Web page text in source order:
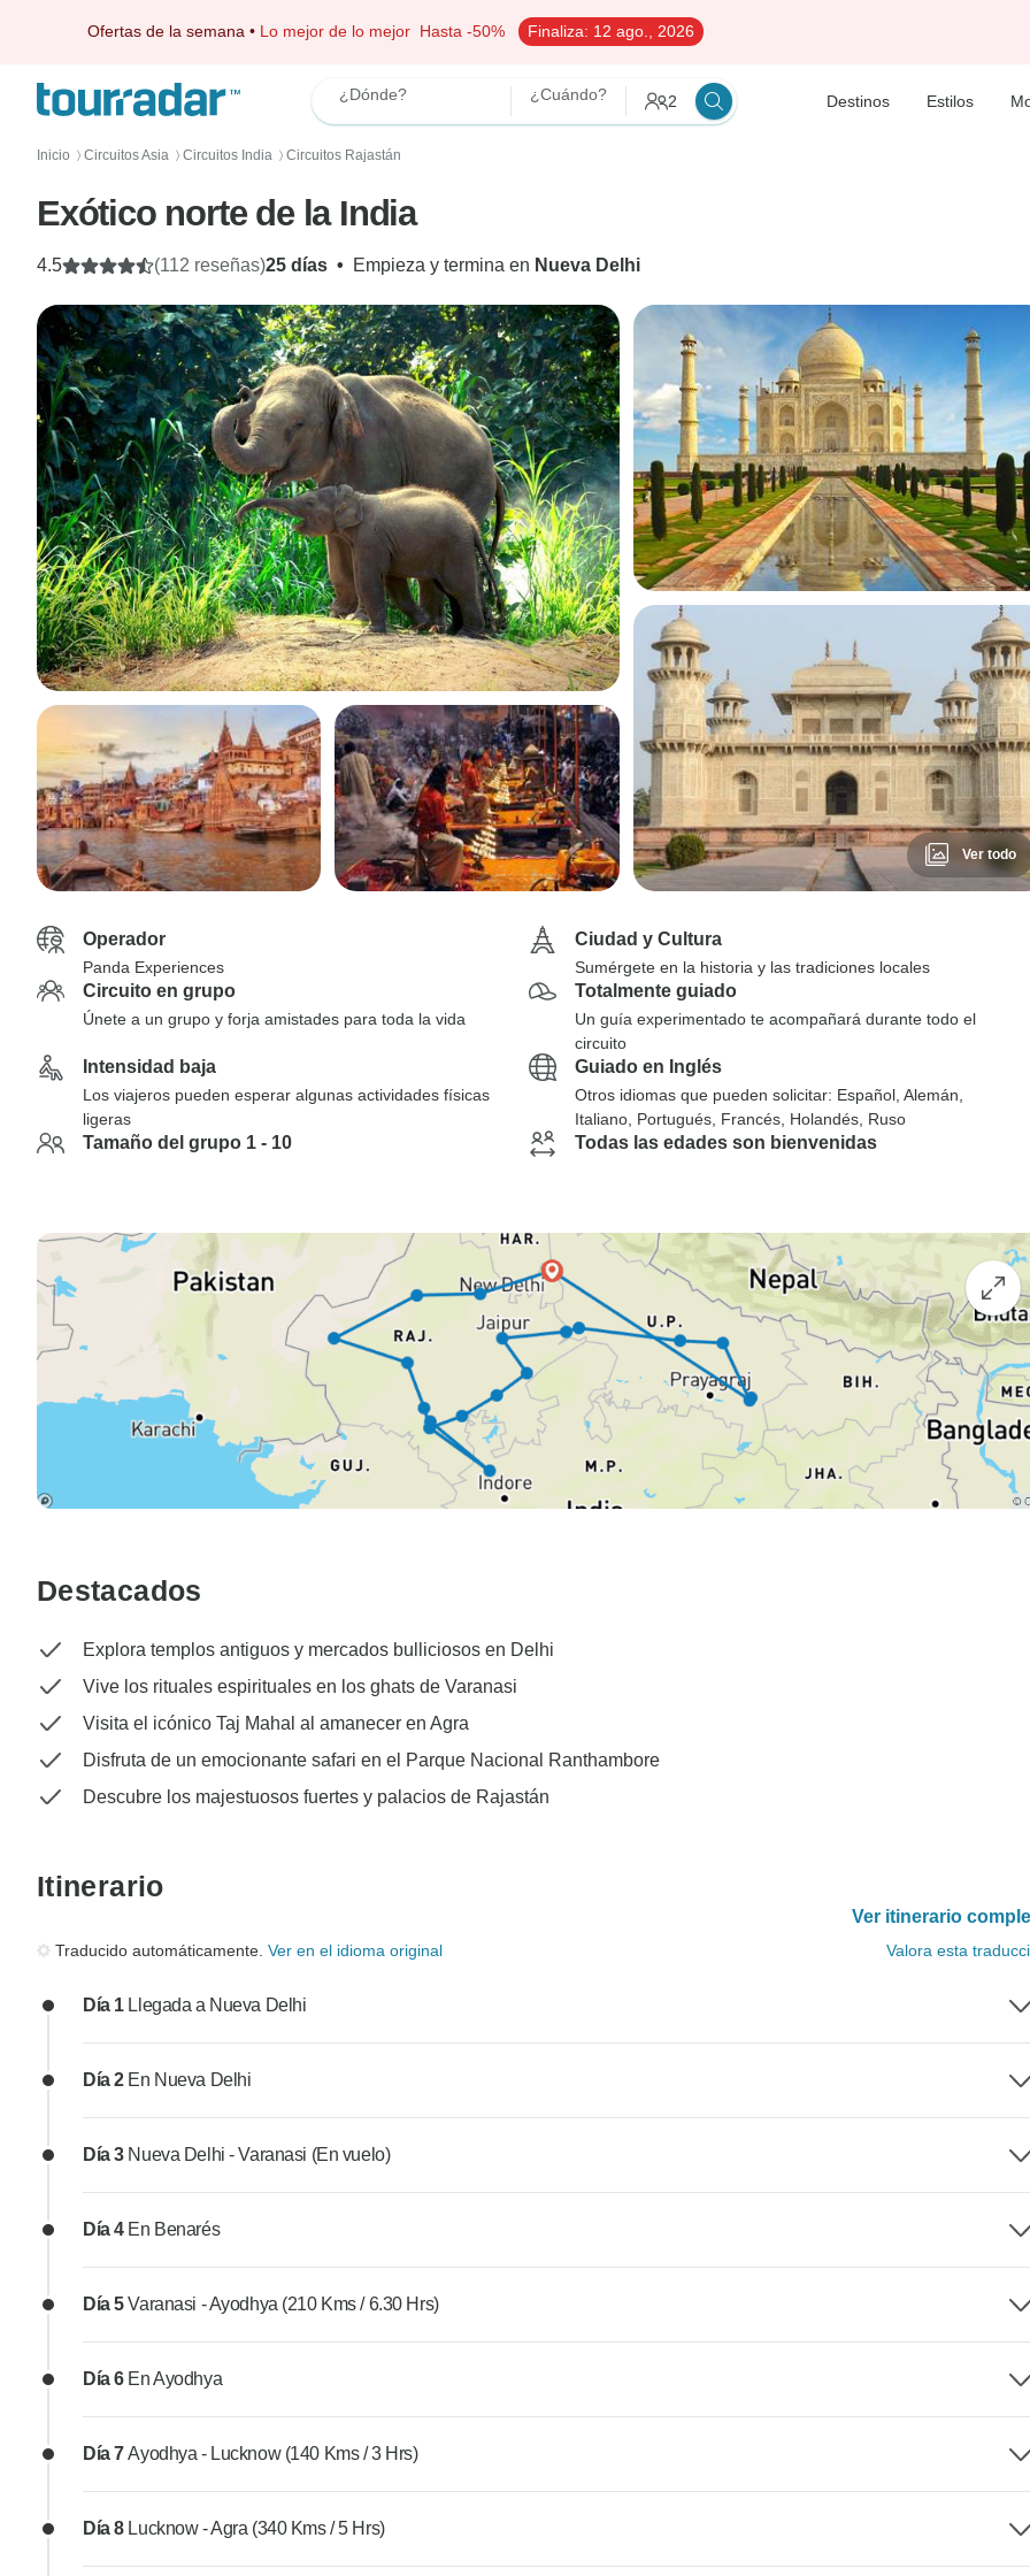
Ofertas de la semana • Lo mejor de lo mejor Hasta -50% Finaliza: 12 ago., 2026
¿Dónde? ¿Cuándo? 2 Destinos Estilos
Inicio 〉 Circuitos Asia 〉 Circuitos India 〉 Circuitos Rajastán
Exótico norte de la India
25 días • Empieza y termina en Nueva Delhi
4.5 (112 reseñas)
Ver todo
Operador
Panda Experiences
Ciudad y Cultura
Sumérgete en la historia y las tradiciones locales
Circuito en grupo
Únete a un grupo y forja amistades para toda la vida
Totalmente guiado
Un guía experimentado te acompañará durante todo el
circuito
Intensidad baja
Los viajeros pueden esperar algunas actividades físicas
ligeras
Guiado en Inglés
Otros idiomas que pueden solicitar: Español, Alemán,
Italiano, Portugués, Francés, Holandés, Ruso
Tamaño del grupo 1 - 10 Todas las edades son bienvenidas
Destacados
Explora templos antiguos y mercados bulliciosos en Delhi
Vive los rituales espirituales en los ghats de Varanasi
Visita el icónico Taj Mahal al amanecer en Agra
Disfruta de un emocionante safari en el Parque Nacional Ranthambore
Descubre los majestuosos fuertes y palacios de Rajastán
Itinerario
Ver itinerario
Traducido automáticamente. Ver en el idioma original Valora esta
Día 1 Llegada a Nueva Delhi
Día 2 En Nueva Delhi
Día 3 Nueva Delhi - Varanasi (En vuelo)
Día 4 En Benarés
Día 5Varanasi - Ayodhya (210 Kms / 6.30 Hrs)
Día 6 En Ayodhya
Día 7Ayodhya - Lucknow (140 Kms / 3 Hrs)
Día 8 Lucknow - Agra (340 Kms / 5 Hrs)